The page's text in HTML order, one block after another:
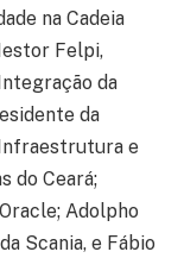
na Cadeia
Felpi,
da
da
e
do Ceará;
Adolpho
Scania, e Fábio